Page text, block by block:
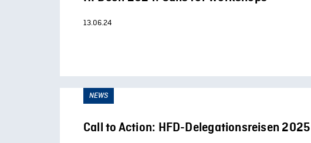
13.06.24
NEWS
Call to Action: HFD-Delegationsreisen 2025